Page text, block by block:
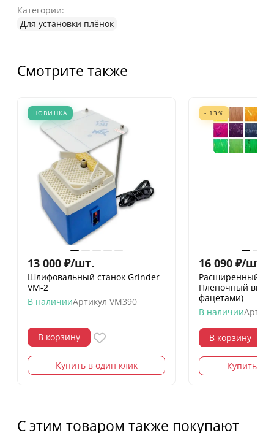
Категории:
Для установки плёнок
Смотрите также
НОВИНКА
13 000 ₽/шт.
Шлифовальный станок Grinder
VM-2
В наличииАртикул VM390
В корзину
Купить в один клик
- 13%
16 090 ₽/шт.
Расширенный
Пленочный
фацетами)
В наличии
В корзину
Купить в
С этим товаром также покупают